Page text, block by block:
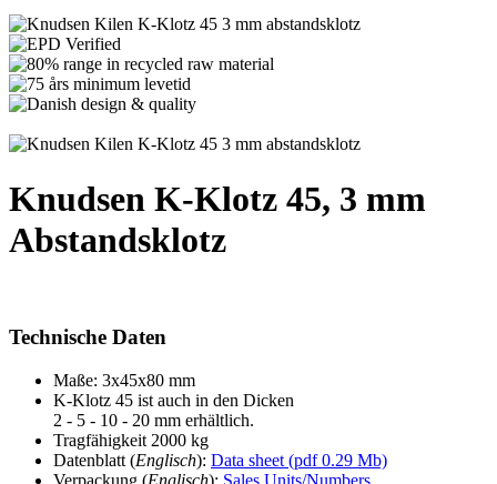
Knudsen K-Klotz 45, 3 mm
Abstandsklotz
Technische Daten
Maße: 3x45x80 mm
K-Klotz 45 ist auch in den Dicken
2 - 5 - 10 - 20 mm erhältlich.
Tragfähigkeit 2000 kg
Datenblatt (Englisch): Data sheet (pdf 0.29 Mb)
Verpackung (Englisch): Sales Units/Numbers